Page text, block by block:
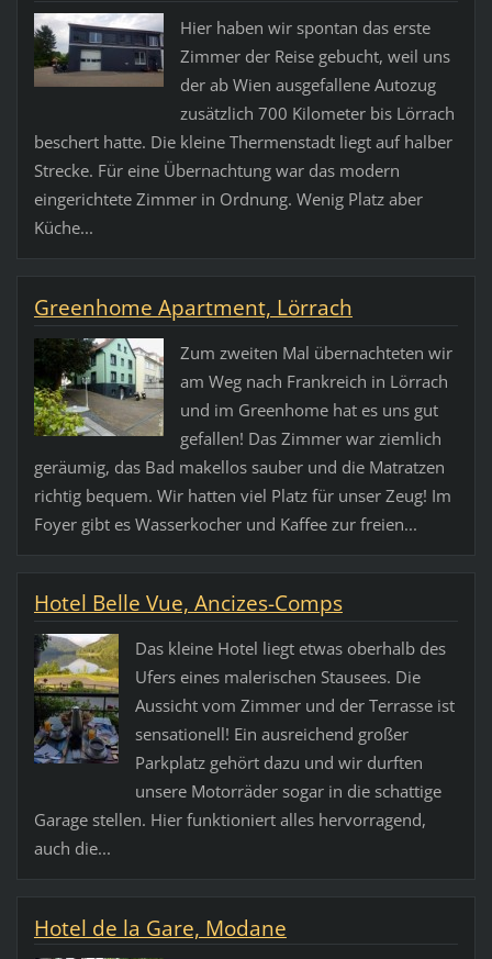
Hier haben wir spontan das erste
Zimmer der Reise gebucht, weil uns
der ab Wien ausgefallene Autozug
zusätzlich 700 Kilometer bis Lörrach
beschert hatte. Die kleine Thermenstadt liegt auf halber
Strecke. Für eine Übernachtung war das modern
eingerichtete Zimmer in Ordnung. Wenig Platz aber
Küche...
Greenhome Apartment, Lörrach
Zum zweiten Mal übernachteten wir
am Weg nach Frankreich in Lörrach
und im Greenhome hat es uns gut
gefallen! Das Zimmer war ziemlich
geräumig, das Bad makellos sauber und die Matratzen
richtig bequem. Wir hatten viel Platz für unser Zeug! Im
Foyer gibt es Wasserkocher und Kaffee zur freien...
Hotel Belle Vue, Ancizes-Comps
Das kleine Hotel liegt etwas oberhalb des
Ufers eines malerischen Stausees. Die
Aussicht vom Zimmer und der Terrasse ist
sensationell! Ein ausreichend großer
Parkplatz gehört dazu und wir durften
unsere Motorräder sogar in die schattige
Garage stellen. Hier funktioniert alles hervorragend,
auch die...
Hotel de la Gare, Modane